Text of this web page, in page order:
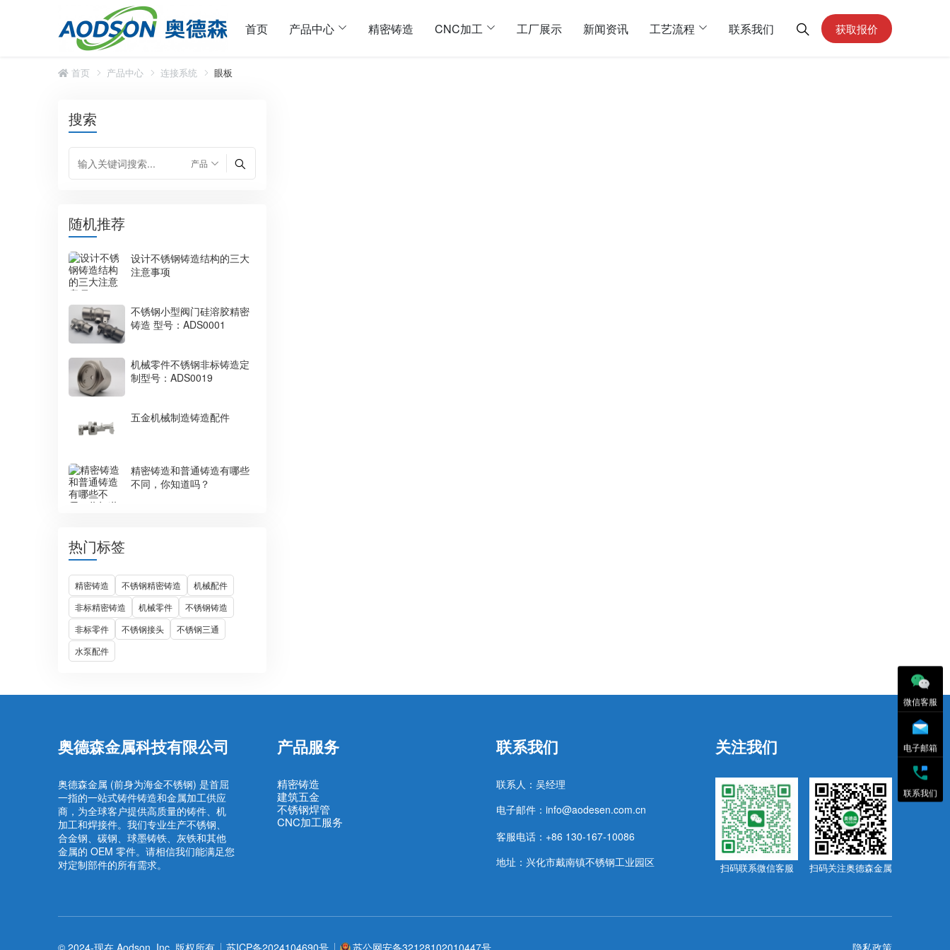
首页 产品中心 精密铸造 CNC加工 工厂展示 新闻资讯 工艺流程 联系我们 获取报价
首页 产品中心 连接系统 眼板
搜索
随机推荐
设计不锈钢铸造结构的三大
注意事项
不锈钢小型阀门硅溶胶精密
铸造 型号：ADS0001
机械零件不锈钢非标铸造定
制型号：ADS0019
五金机械制造铸造配件
精密铸造和普通铸造有哪些
不同，你知道吗？
热门标签
精密铸造 不锈钢精密铸造
机械配件
非标精密铸造
机械零件
不锈钢铸造
非标零件
不锈钢接头
不锈钢三通
水泵配件
奥德森金属科技有限公司
奥德森金属 (前身为海金不锈钢) 是首屈
一指的一站式铸件铸造和金属加工供应
商，为全球客户提供高质量的铸件、机
加工和焊接件。我们专业生产不锈钢、
合金钢、碳钢、球墨铸铁、灰铁和其他
金属的 OEM 零件。请相信我们能满足您
对定制部件的所有需求。
产品服务
精密铸造
建筑五金
不锈钢焊管
CNC加工服务
联系我们
联系人：吴经理
电子邮件：info@aodesen.com.cn
客服电话：+86 130-167-10086
地址：兴化市戴南镇不锈钢工业园区
关注我们
扫码联系微信客服 扫码关注奥德森金属
© 2024-现在 Aodson, Inc. 版权所有 苏ICP备2024104690号 苏公网安备32128102010447号 隐私政策
微信客服
电子邮箱
联系我们